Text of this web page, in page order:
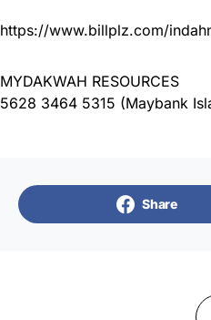
https://www.billplz.com/
MYDAKWAH RESOURCES
5628 3464 5315 (Maybank
Share